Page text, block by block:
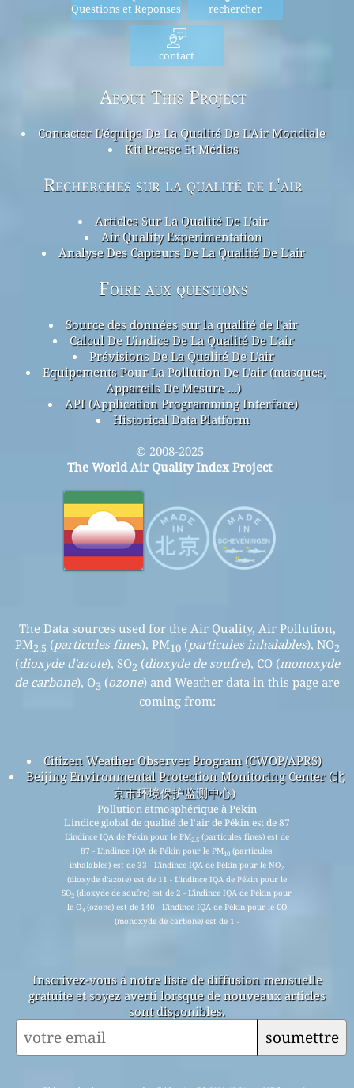
Questions et Reponses rechercher
contact
About This Project
Contacter L'équipe De La Qualité De L'Air Mondiale
Kit Presse Et Médias
Recherches sur la qualité de l'air
Articles Sur La Qualité De L'air
Air Quality Experimentation
Analyse Des Capteurs De La Qualité De L'air
Foire aux questions
Source des données sur la qualité de l'air
Calcul De L'indice De La Qualité De L'air
Prévisions De La Qualité De L'air
Equipements Pour La Pollution De L'air (masques,
Appareils De Mesure ...)
API (Application Programming Interface)
Historical Data Platform
© 2008-2025
The World Air Quality Index Project
The Data sources used for the Air Quality, Air Pollution,
PM2.5 (particules fines), PM10(particules inhalables), NO2
(dioxyde d'azote), SO2 (dioxyde de soufre), CO (monoxyde
de carbone), O3 (ozone) and Weather data in this page are
coming from:
Citizen Weather Observer Program (CWOP/APRS)
Beijing Environmental Protection Monitoring Center (北
京市环境保护监测中心)
Pollution atmosphérique à Pékin
L'indice global de qualité de l'air de Pékin est de 87
L'indince IQA de Pékin pour le PM2.5(particules fines) est de
87 - L'indince IQA de Pékin pour le PM10 (particules
inhalables) est de 33 - L'indince IQA de Pékin pour le NO2
(dioxyde d'azote) est de 11 - L'indince IQA de Pékin pour le
SO2 (dioxyde de soufre) est de 2 - L'indince IQA de Pékin pour
le O3(ozone) est de 140 - L'indince IQA de Pékin pour le CO
(monoxyde de carbone) est de 1 -
Inscrivez-vous à notre liste de diffusion mensuelle
gratuite et soyez averti lorsque de nouveaux articles
sont disponibles.
soumettre